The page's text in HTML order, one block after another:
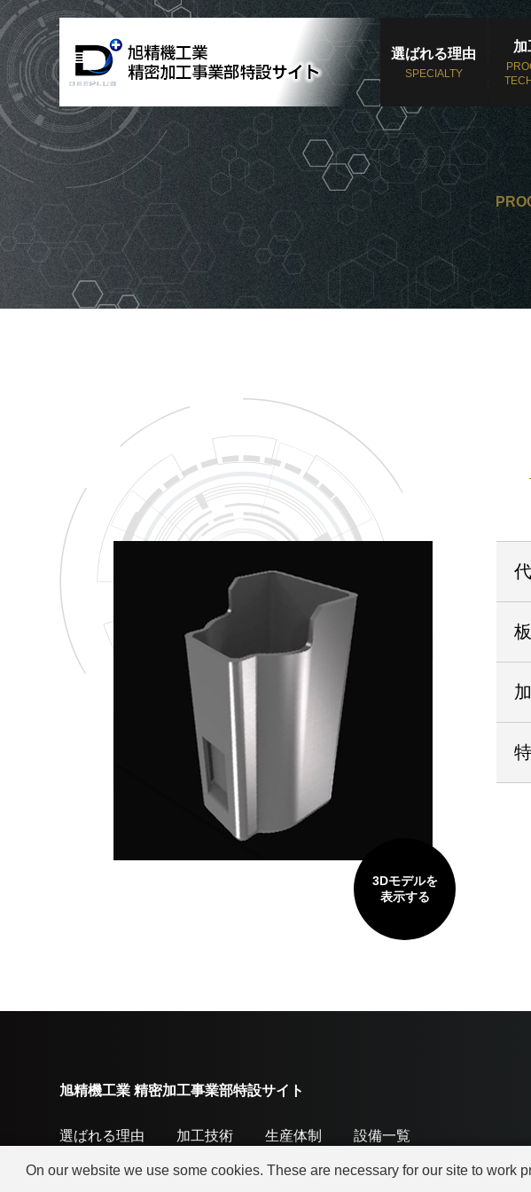
選ばれる理由
SPECIALTY
加
3Dモデルを
表示する
旭精機工業 精密加工事業部特設サイト
選ばれる理由 加工技術 生産体制 設備一覧
On our website we use some cookies. These are necessary for our site to work